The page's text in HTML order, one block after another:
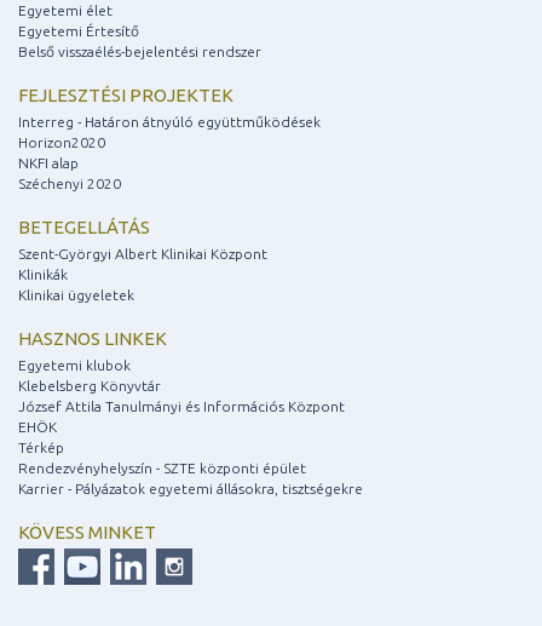
Egyetemi élet
Egyetemi Értesítő
Belső visszaélés-bejelentési rendszer
FEJLESZTÉSI PROJEKTEK
Interreg - Határon átnyúló együttműködések
Horizon2020
NKFI alap
Széchenyi 2020
BETEGELLÁTÁS
Szent-Györgyi Albert Klinikai Központ
Klinikák
Klinikai ügyeletek
HASZNOS LINKEK
Egyetemi klubok
Klebelsberg Könyvtár
József Attila Tanulmányi és Információs Központ
EHÖK
Térkép
Rendezvényhelyszín - SZTE központi épület
Karrier - Pályázatok egyetemi állásokra, tisztségekre
KÖVESS MINKET